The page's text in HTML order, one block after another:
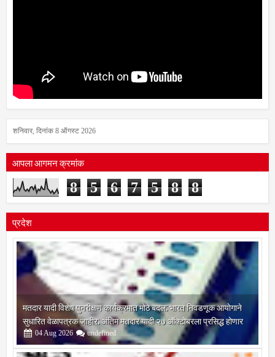
शनिवार, दिनांक 8 ऑगस्ट 2026
आपला आगमन क्रमांक
8 5 6 7 5 8 8
प्रदेश
मतदार यादी विशेष पुनरीक्षण कार्यक्रमात मोठे बदल; भारत निवडणूक आयोगाने
सुधारित वेळापत्रक जाहीर; अंतिम मतदार यादी २७ ऑक्टोबरला प्रसिद्ध होणार
04Aug 2026 undefined